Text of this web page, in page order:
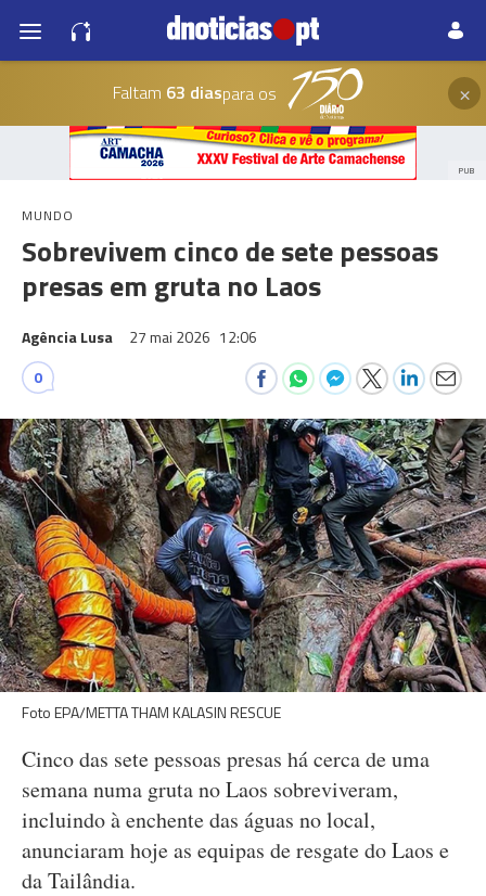
Faltam 63 diaspara os ×
PUB
MUNDO
Sobrevivem cinco de sete pessoas
presas em gruta no Laos
Agência Lusa 27 mai 2026 12:06
0
Foto EPA/METTA THAM KALASIN RESCUE
Cinco das sete pessoas presas há cerca de uma
semana numa gruta no Laos sobreviveram,
incluindo à enchente das águas no local,
anunciaram hoje as equipas de resgate do Laos e
da Tailândia.